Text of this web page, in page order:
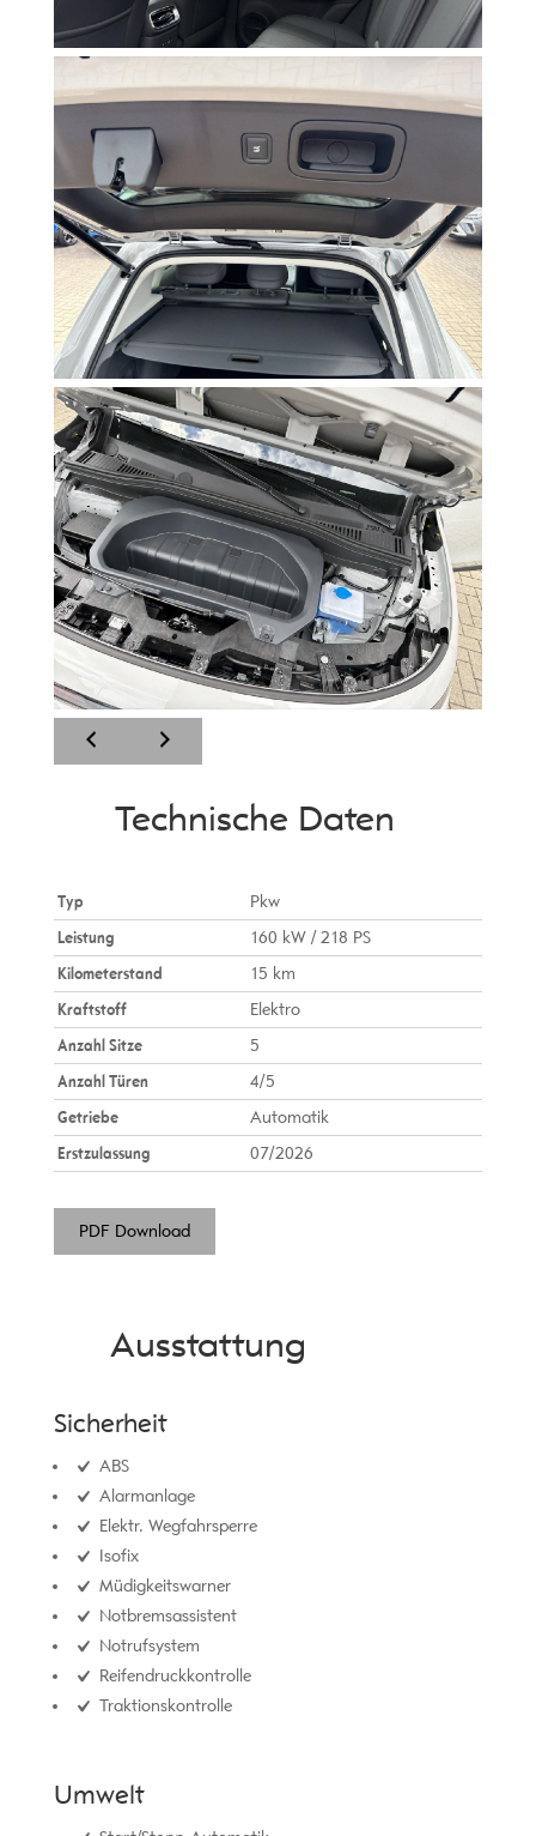
Technische Daten
Typ
Pkw
Leistung
160 kW / 218 PS
Kilometerstand
15 km
Kraftstoff
Elektro
Anzahl Sitze
5
Anzahl Türen
4/5
Getriebe
Automatik
Erstzulassung
07/2026
PDF Download
Ausstattung
Sicherheit
ABS
Alarmanlage
Elektr. Wegfahrsperre
Isofix
Müdigkeitswarner
Notbremsassistent
Notrufsystem
Reifendruckkontrolle
Traktionskontrolle
Umwelt